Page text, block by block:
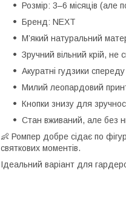
Розмір: 3–6 місяців (але
Бренд: NEXT
М’який натуральний
Зручний вільний крій, не
Акуратні гудзики
Милий леопардовий
Кнопки знизу для
Стан вживаний, але без
👶 Ромпер добре сідає по
святкових моментів.
Ідеальний варіант для